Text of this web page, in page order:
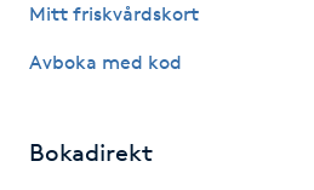
Mitt friskvårdskort
Avboka med kod
Bokadirekt